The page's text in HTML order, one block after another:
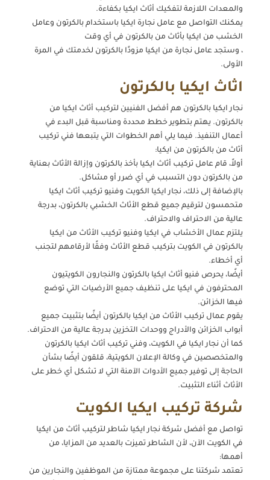
والمعدات اللازمة لتفكيك أثاث ايكيا بكفاءة.
يمكنك التواصل مع عامل نجارة ايكيا باستخدام بالكرتون وعامل
الخشب من ايكيا بأثاث من بالكرتون في أي وقت
، وستجد عامل نجارة من ايكيا مزودًا بالكرتون لخدمتك في المرة
الأولى.
اثاث ايكيا بالكرتون
نجار ايكيا بالكرتون هم أفضل الفنيين لتركيب أثاث ايكيا من
بالكرتون. يهتم بتطوير خطط محددة ومناسبة قبل البدء في
أعمال التنفيذ. فيما يلي أهم الخطوات التي يتبعها فني تركيب
أثاث من بالكرتون من ايكيا:
أولاً، قام عامل تركيب أثاث ايكيا بأخذ بالكرتون وإزالة الأثاث بعناية
من بالكرتون دون التسبب في أي ضرر أو مشاكل.
بالإضافة إلى ذلك، نجار ايكيا الكويت وفنيو تركيب أثاث ايكيا
متحمسون لترقيم جميع قطع الأثاث الخشبي بالكرتون، بدرجة
عالية من الاحتراف والاحتراف.
يلتزم عمال الأخشاب في ايكيا وفنيو تركيب الأثاث من ايكيا
بالكرتون في الكويت بتركيب قطع الأثاث وفقًا لأرقامهم لتجنب
أي أخطاء.
أيضًا، يحرص فنيو أثاث ايكيا بالكرتون والنجارون الكويتيون
المحترفون في ايكيا على تنظيف جميع الأرضيات التي توضع
فيها الخزائن.
يقوم عمال تركيب الأثاث من ايكيا بالكرتون أيضًا بتثبيت جميع
أبواب الخزائن والأدراج ووحدات التخزين بدرجة عالية من الاحتراف.
كما أن نجار ايكيا في الكويت، وفني تركيب أثاث ايكيا بالكرتون
والمتخصصين في وكالة الإعلان الكويتية، قلقون أيضًا بشأن
الحاجة إلى توفير جميع الأدوات الآمنة التي لا تشكل أي خطر على
الأثاث أثناء التثبيت.
شركة تركيب ايكيا الكويت
تواصل مع أفضل شركة نجار ايكيا شاطر لتركيب أثاث من ايكيا
في الكويت الآن، لأن الشاطر تميزت بالعديد من المزايا، من
أهمها:
تعتمد شركتنا على مجموعة ممتازة من الموظفين والنجارين من